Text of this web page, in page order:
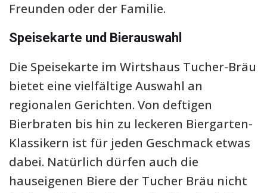
Freunden oder der Familie.
Speisekarte und Bierauswahl
Die Speisekarte im Wirtshaus Tucher-Bräu
bietet eine vielfältige Auswahl an
regionalen Gerichten. Von deftigen
Bierbraten bis hin zu leckeren Biergarten-
Klassikern ist für jeden Geschmack etwas
dabei. Natürlich dürfen auch die
hauseigenen Biere der Tucher Bräu nicht